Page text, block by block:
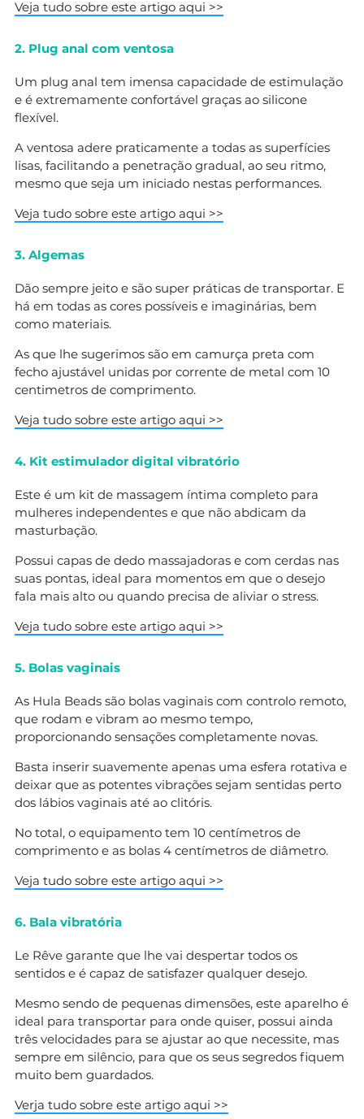
Veja tudo sobre este artigo aqui >>
2. Plug anal com ventosa
Um plug anal tem imensa capacidade de estimulação
e é extremamente confortável graças ao silicone
flexível.
A ventosa adere praticamente a todas as superfícies
lisas, facilitando a penetração gradual, ao seu ritmo,
mesmo que seja um iniciado nestas performances.
Veja tudo sobre este artigo aqui >>
3. Algemas
Dão sempre jeito e são super práticas de transportar. E
há em todas as cores possíveis e imaginárias, bem
como materiais.
As que lhe sugerimos são em camurça preta com
fecho ajustável unidas por corrente de metal com 10
centimetros de comprimento.
Veja tudo sobre este artigo aqui >>
4. Kit estimulador digital vibratório
Este é um kit de massagem íntima completo para
mulheres independentes e que não abdicam da
masturbação.
Possui capas de dedo massajadoras e com cerdas nas
suas pontas, ideal para momentos em que o desejo
fala mais alto ou quando precisa de aliviar o stress.
Veja tudo sobre este artigo aqui >>
5. Bolas vaginais
As Hula Beads são bolas vaginais com controlo remoto,
que rodam e vibram ao mesmo tempo,
proporcionando sensações completamente novas.
Basta inserir suavemente apenas uma esfera rotativa e
deixar que as potentes vibrações sejam sentidas perto
dos lábios vaginais até ao clitóris.
No total, o equipamento tem 10 centímetros de
comprimento e as bolas 4 centímetros de diâmetro.
Veja tudo sobre este artigo aqui >>
6. Bala vibratória
Le Rêve garante que lhe vai despertar todos os
sentidos e é capaz de satisfazer qualquer desejo.
Mesmo sendo de pequenas dimensões, este aparelho é
ideal para transportar para onde quiser, possui ainda
três velocidades para se ajustar ao que necessite, mas
sempre em silêncio, para que os seus segredos fiquem
muito bem guardados.
Verja tudo sobre este artigo aqui >>